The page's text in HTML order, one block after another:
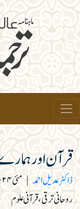
قرآن اور
ڈاکٹر عدیل احمد | مئی ۲۰۲۴
روحانی ترقی، قرآنی علوم